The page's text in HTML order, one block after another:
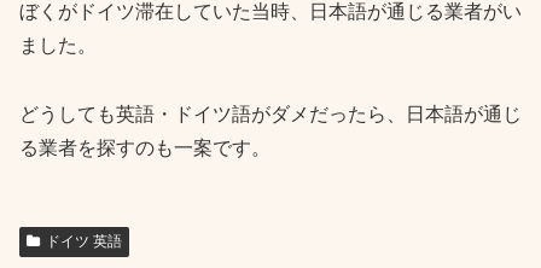
ぼくがドイツ滞在していた当時、日本語が通じる業者がい
ました。
どうしても英語・ドイツ語がダメだったら、日本語が通じ
る業者を探すのも一案です。
ドイツ 英語